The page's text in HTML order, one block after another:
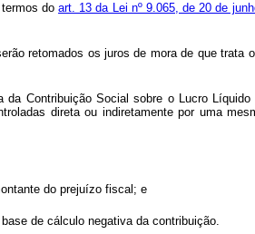
termos doart. 13 da Lei nº 9.065, de 20 de
retomados os juros de mora de que trata
Contribuição Social sobre o Lucro Líquido
direta ou indiretamente por uma
do prejuízo fiscal; e
de cálculo negativa da contribuição.